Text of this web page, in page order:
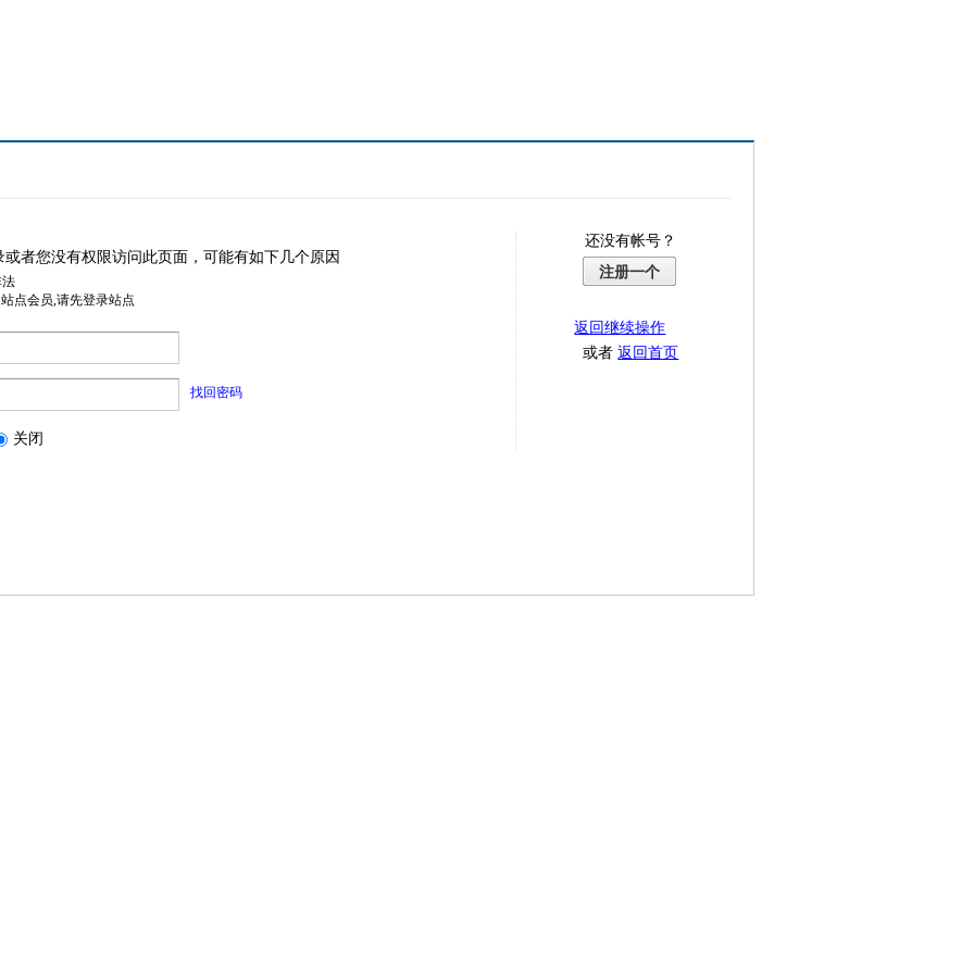
或者您没有权限访问此页面，可能有如下几个原因
点会员,请先登录站点
找回密码
关闭
还没有帐号？
注册一个
返回继续操作
或者返回首页